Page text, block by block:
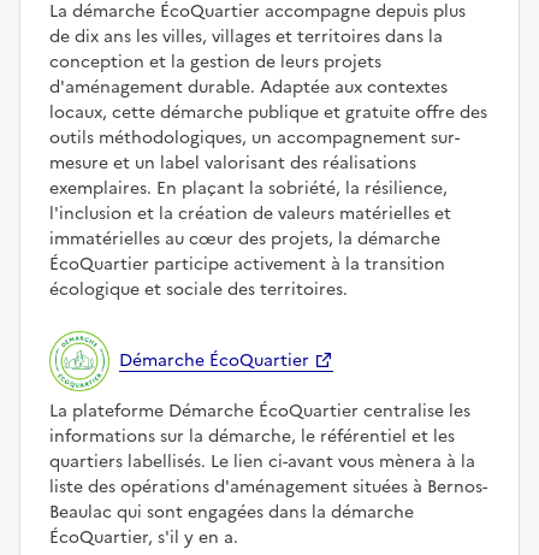
La démarche ÉcoQuartier accompagne depuis plus
de dix ans les villes, villages et territoires dans la
conception et la gestion de leurs projets
d'aménagement durable. Adaptée aux contextes
locaux, cette démarche publique et gratuite offre des
outils méthodologiques, un accompagnement sur-
mesure et un label valorisant des réalisations
exemplaires. En plaçant la sobriété, la résilience,
l'inclusion et la création de valeurs matérielles et
immatérielles au cœur des projets, la démarche
ÉcoQuartier participe activement à la transition
écologique et sociale des territoires.
Démarche ÉcoQuartier
La plateforme Démarche ÉcoQuartier centralise les
informations sur la démarche, le référentiel et les
quartiers labellisés. Le lien ci-avant vous mènera à la
liste des opérations d'aménagement situées à Bernos-
Beaulac qui sont engagées dans la démarche
ÉcoQuartier, s'il y en a.